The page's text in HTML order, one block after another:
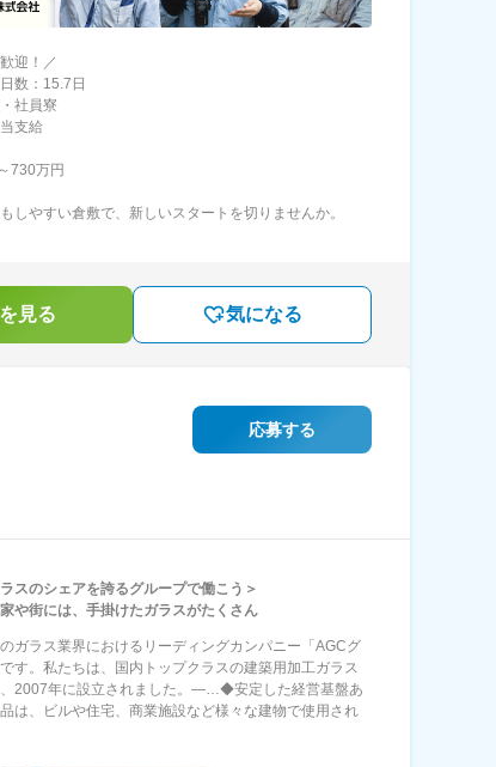
迎！／
数：15.7日
社員寮
支給
730万円
しやすい倉敷で、新しいスタートを切りませんか。
見る 気になる
応募する
スのシェアを誇るグループで働こう＞
や街には、手掛けたガラスがたくさん
ガラス業界におけるリーディングカンパニー「AGCグ
す。私たちは、国内トップクラスの建築用加工ガラス
、2007年に設立されました。―…◆安定した経営基盤あ
は、ビルや住宅、商業施設など様々な建物で使用され